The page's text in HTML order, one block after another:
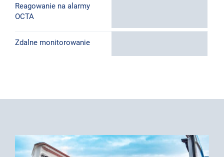
Reagowanie na alarmy
OCTA
Zdalne monitorowanie